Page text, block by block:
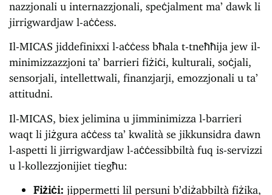
nazzjonali u internazzjonali, speċjalment ma’ dawk li
jirrigwardjaw l-aċċess.
Il-MICAS jiddefinixxi l-aċċess bħala t-tneħħija jew il-
minimizzazzjoni ta’ barrieri fiżiċi, kulturali, soċjali,
sensorjali, intellettwali, finanzjarji, emozzjonali u ta’
attitudni.
Il-MICAS, biex jelimina u jimminimizza l-barrieri
waqt li jiżgura aċċess ta’ kwalità se jikkunsidra dawn
l-aspetti li jirrigwardjaw l-aċċessibbiltà fuq is-servizzi
u l-kollezzjonijiet tiegħu:
Fiżiċi: jippermetti lil persuni b’diżabbiltà fiżika,